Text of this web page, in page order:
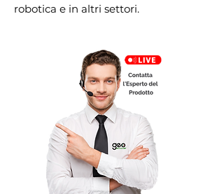
robotica e in altri settori.